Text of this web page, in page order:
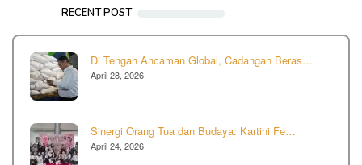
RECENT POST
Di Tengah Ancaman Global, Cadangan Beras…
April 28, 2026
Sinergi Orang Tua dan Budaya: Kartini Fe…
April 24, 2026